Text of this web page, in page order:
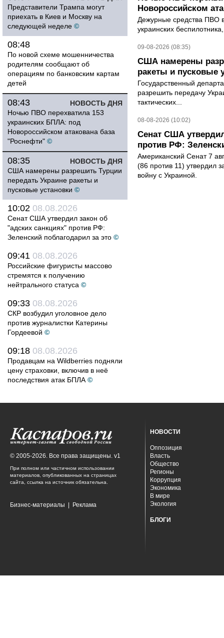
Представители Трампа могут
приехать в Киев и Москву на
следующей неделе ©
08:48
По новой схеме мошенничества
родителям сообщают об
операциям по банковским картам
детей
НОВОСТЬ ДНЯ
08:43
Ночью ПВО перехватила 153
украинских БПЛА: под
Новороссийском атакована база
"Роснефти" ©
НОВОСТЬ ДНЯ
08:35
США намерены разрешить Турции
передать Украине ракеты и
пусковые установки ©
10:02 08.08.2026
Сенат США утвердил закон об
"адских санкциях" против РФ:
Зеленский поблагодарил за это ©
09:41 08.08.2026
Российские фигуристы массово
стремятся к получению
нейтрального статуса ©
09:33 08.08.2026
СКР возбудил уголовное дело
против журналистки Катерины
Гордеевой ©
09:18 08.08.2026
Продавцам на Wildberries подняли
цену страховки, включив в неё
последствия атак БПЛА ©
Новороссийском
Дежурные средства ПВО
украинских
09-08-2026 (08:35)
США намерены
ракеты и пусковые
Государственный
разрешить передачу
тактических...
08-08-2026 (10:02)
Сенат США
против РФ:
Американский Сенат 7
(86 против 11) утвердил
войну с Украиной.
© 2005-2026. Все права защищены. v1
При полном или частичном использовании
материалов, опубликованных на страницах
сайта, ссылка на источник обязательна.
Бизнес-материалы Реклама
НОВОСТИ
Оппозиция
Власть
Общество
Регионы
Коррупция
Экономика
В мире
Экология
БЛОГИ